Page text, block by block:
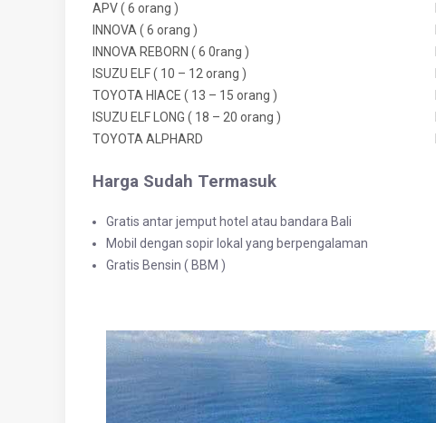
APV ( 6 orang )
INNOVA ( 6 orang )
INNOVA REBORN ( 6 0rang )
ISUZU ELF ( 10 – 12 orang )
TOYOTA HIACE ( 13 – 15 orang )
ISUZU ELF LONG ( 18 – 20 orang )
TOYOTA ALPHARD
Harga Sudah Termasuk
Gratis antar jemput hotel atau bandara Bali
Mobil dengan sopir lokal yang berpengalaman
Gratis Bensin ( BBM )